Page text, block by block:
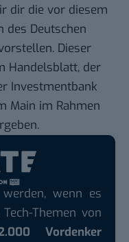
dir die vor diesem
des Deutschen
Dieser
Handelsblatt, der
Investmentbank
Main im Rahmen
wenn es
Themen von
Vordenker